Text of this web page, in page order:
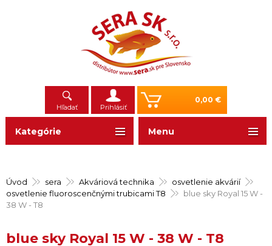
Hľadať Prihlásiť
0,00 €
Úvod sera Akváriová technika
osvetlenie akvárií
osvetlenie fluoroscenčnými trubicami T8
blue sky Royal 15 W -
38 W - T8
blue sky Royal 15 W - 38 W - T8
Kategórie Menu